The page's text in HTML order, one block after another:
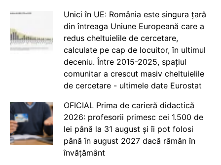
Unici în UE: România este singura țară
din întreaga Uniune Europeană care a
redus cheltuielile de cercetare,
calculate pe cap de locuitor, în ultimul
deceniu. Între 2015-2025, spațiul
comunitar a crescut masiv cheltuielile
de cercetare - ultimele date Eurostat
OFICIAL Prima de carieră didactică
2026: profesorii primesc cei 1.500 de
lei până la 31 august și îi pot folosi
până în august 2027 dacă rămân în
învățământ